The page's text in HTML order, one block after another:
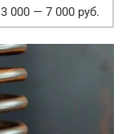
3 000 — 7 000 руб.